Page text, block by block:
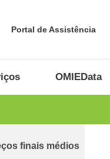
Portal de Assistência
OMIEData
finais médios